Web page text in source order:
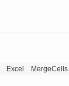
Excel MergeCells